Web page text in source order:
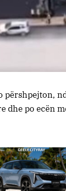
përshpejton,
dhe po ecën